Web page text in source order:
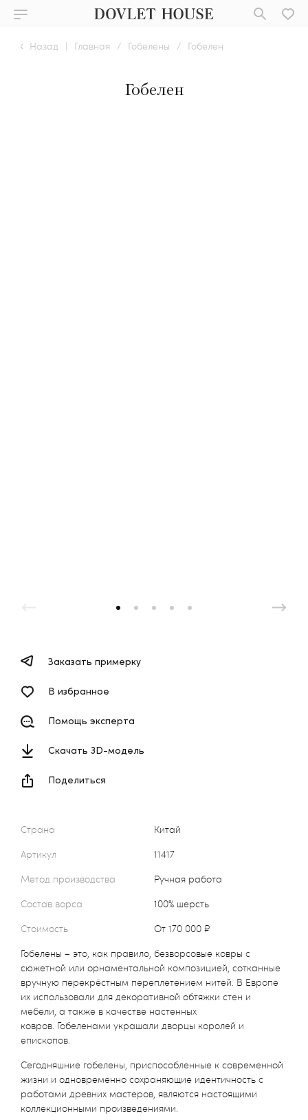
Назад | Главная / Гобелены / Гобелен
Гобелен
Страна
Китай
Артикул
11417
Метод производства
Ручная работа
Состав ворса
100% шерсть
Стоимость
от 170 000 ₽
Гобелены – это, как правило, безворсовые ковры с
сюжетной или орнаментальной композицией, сотканные
вручную перекрёстным переплетением нитей. В Европе
их использовали для декоративной обтяжки стен и
мебели, а также в качестве настенных
ковров. Гобеленами украшали дворцы королей и
епископов.
Сегодняшние гобелены, приспособленные к современной
жизни и одновременно сохраняющие идентичность с
работами древних мастеров, являются настоящими
коллекционными произведениями.
Заказать примерку
В избранное
Помощь эксперта
Скачать 3D-модель
Поделиться